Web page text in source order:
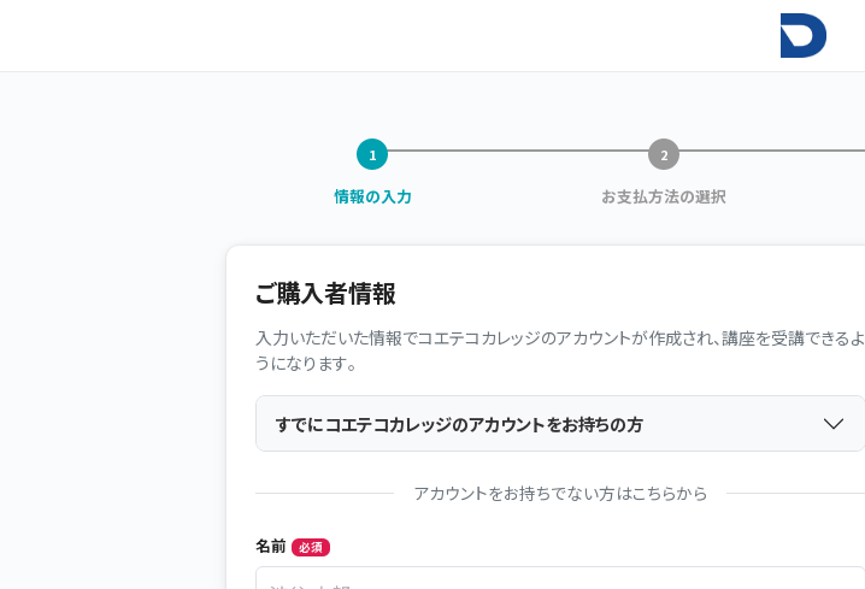
情報の入力 お支払方法の選択
ご購入者情報
入力いただいた情報でコエテコカレッジのアカウントが作成され、講座を受講できるよ
うになります。
すでにコエテコカレッジのアカウントをお持ちの方
アカウントをお持ちでない方はこちらから
Name
名前 必須